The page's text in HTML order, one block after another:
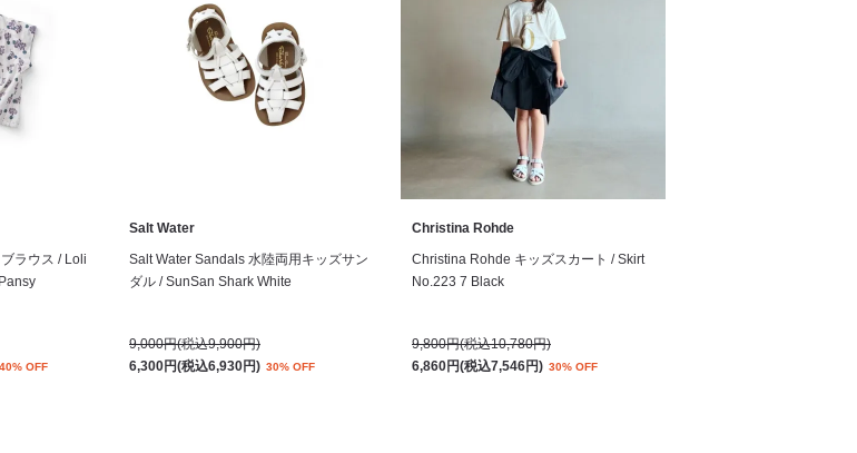
ラウス / Loli
40% OFF
Salt Water
Salt Water Sandals 水陸両用キッズサン
ダル / SunSan Shark White
9,000円(税込9,900円)
6,300円(税込6,930円) 30% OFF
Christina Rohde
Christina Rohde キッズスカート / Skirt
No.223 7 Black
9,800円(税込10,780円)
6,860円(税込7,546円) 30% OFF